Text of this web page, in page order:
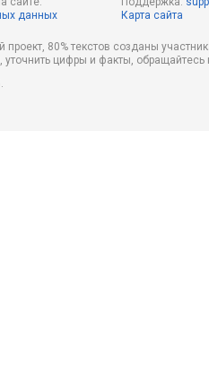
данных
Карта сайта
проект, 80% текстов созданы
уточнить цифры и факты,